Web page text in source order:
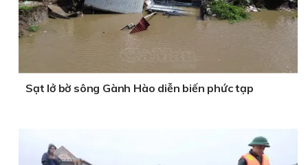
Sạt lở bờ sông Gành Hào diễn biến phức tạp